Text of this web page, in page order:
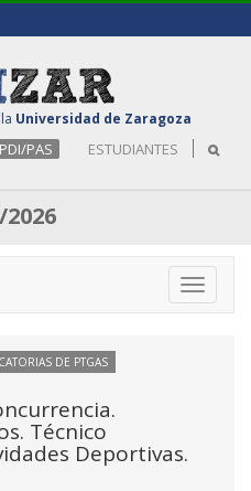
Universidad de Zaragoza
PDI/PAS ESTUDIANTES
Toggle
DE PTGAS
Técnico
Deportivas.